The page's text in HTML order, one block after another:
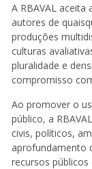
A RBAVAL
autores de
produções
culturas
pluralidade e
compromisso
Ao promover o
público, a
civis, políticos,
aprofundamento
recursos públicos